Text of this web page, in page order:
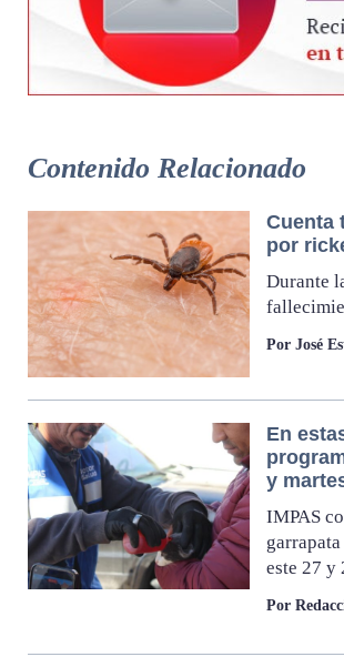
Contenido Relacionado
Cuenta
por
Durante
Por José
En
y
IMPAS
este 27 y
Por